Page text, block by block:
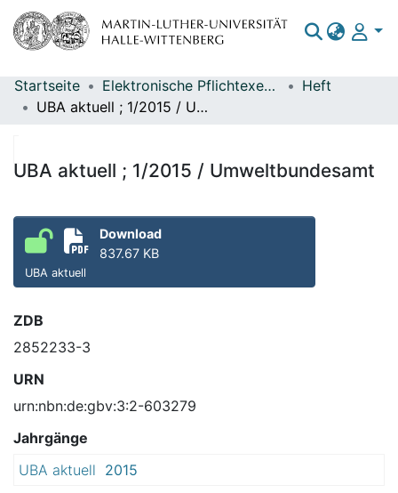
Bereiche & Sammlungen
Statistiken
Startseite Elektronische Pflichtexemplare
Heft
UBA aktuell ; 1/2015 / Umweltbundesamt
UBA aktuell ; 1/2015 / Umweltbundesamt
Download
837.67 KB
UBA aktuell
ZDB
2852233-3
URN
urn:nbn:de:gbv:3:2-603279
Jahrgänge
UBA aktuell 2015